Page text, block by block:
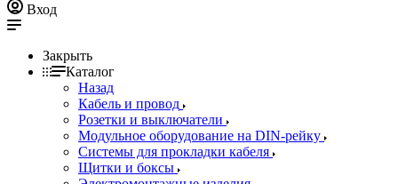
Вход
Закрыть
Каталог
Назад
Кабель и провод
Розетки и выключатели
Модульное оборудование на DIN-рейку
Системы для прокладки кабеля
Щитки и боксы